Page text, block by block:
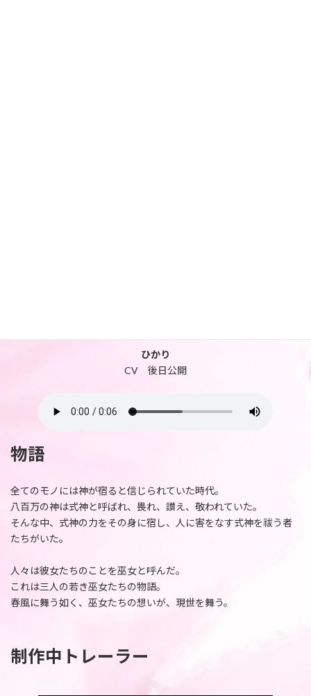
ひかり
CV 後日公開
物語
全てのモノには神が宿ると信じられていた時代。
八百万の神は式神と呼ばれ、畏れ、讃え、敬われていた。
そんな中、式神の力をその身に宿し、人に害をなす式神を祓う者
たちがいた。
人々は彼女たちのことを巫女と呼んだ。
これは三人の若き巫女たちの物語。
春風に舞う如く、巫女たちの想いが、現世を舞う。
制作中トレーラー